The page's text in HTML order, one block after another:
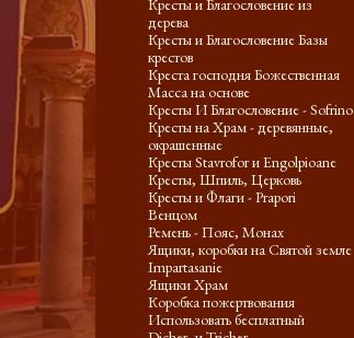
Кресты и Благословение из
дерева
Кресты и Благословение Базы
крестов
Креста господня Божественная
Масса на основе
Кресты И Благословение - Sofrino
Кресты на Храм - деревянные,
окрашенные
Кресты Stavrofor и Engolpioane
Кресты, Шпиль, Церковь
Кресты и Флаги - Prapori
Венцом
Ремень - Пояс, Монах
Ящики, коробки на Святой земле
Impartasanie
Ящики Храм
Коробка пожертвования
Использовать бесплатный